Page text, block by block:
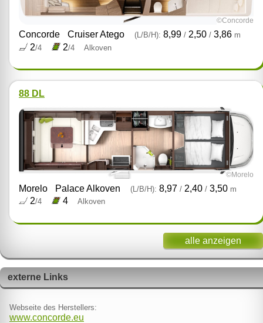
©Concorde
Concorde Cruiser Atego (L/B/H): 8,99 /2,50 /3,86 m
2/4 2/4 Alkoven
88 DL
©Morelo
Morelo Palace Alkoven (L/B/H): 8,97 /2,40 /3,50 m
2/4 4 Alkoven
alle anzeigen
externe Links
Webseite des Herstellers:
www.concorde.eu